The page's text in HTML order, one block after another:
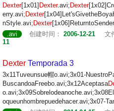
Dexter[1x01] Dexter.avi; Dexter
erry.avi; Dexter
nStyle.avi; Dexter
.avi
创建时间： 2006-12-21 文
11
Dexter Temporada 3
3x11Tuveunsue帽o.avi;3x01-
BuscandoaFreebo.avi;3x12Aceptasa
oqueunhombrepuedehacer.avi;3x07-